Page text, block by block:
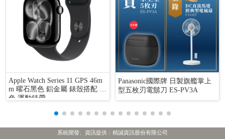
Apple Watch Series 11 GPS 46m
m 曜石黑色 鋁金屬 錶殼搭配 黑
色 運動錶帶
Panasonic國際牌 日製旗艦掌上
型五枚刃電鬍刀 ES-PV3A
系統開發、資訊提供：精誠資訊股份有限公司